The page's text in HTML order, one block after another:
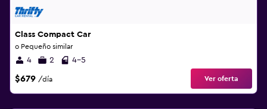
Class Compact Car
o Pequeño similar
4 2 4-5
$679 /día Ver oferta